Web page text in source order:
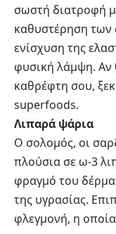
σωστή διατροφή
καθυστέρηση των
ενίσχυση της
φυσική λάμψη. Αν
καθρέφτη σου,
superfoods.
Λιπαρά ψάρια
Ο σολομός, οι
πλούσια σε ω-3
φραγμό του
της υγρασίας.
φλεγμονή, η